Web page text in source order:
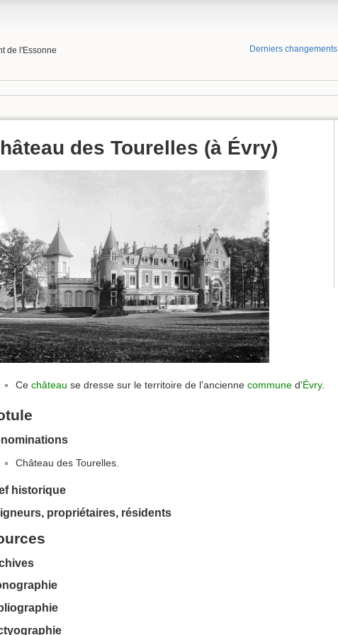
de l'Essonne Derniers changements
des Tourelles (à Évry)
Ce château se dresse sur le territoire de l'ancienne commune d'Évry.
Château des Tourelles.
historique
propriétaires, résidents